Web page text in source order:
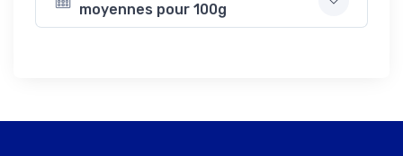
moyennes pour 100g